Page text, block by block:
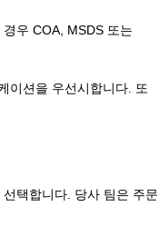
우 COA, MSDS 또는
이션을 우선시합니다. 또
택합니다. 당사 팀은 주문